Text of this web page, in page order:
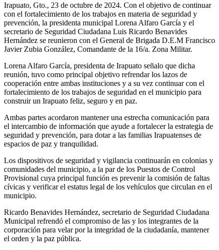
Irapuato, Gto., 23 de octubre de 2024. Con el objetivo de continuar
con el fortalecimiento de los trabajos en materia de seguridad y
prevención, la presidenta municipal Lorena Alfaro García y el
secretario de Seguridad Ciudadana Luis Ricardo Benavides
Hernández se reunieron con el General de Brigada D.E.M Francisco
Javier Zubia González, Comandante de la 16/a. Zona Militar.
Lorena Alfaro García, presidenta de Irapuato señalo que dicha
reunión, tuvo como principal objetivo refrendar los lazos de
cooperación entre ambas instituciones y a su vez continuar con el
fortalecimiento de los trabajos de seguridad en el municipio para
construir un Irapuato feliz, seguro y en paz.
Ambas partes acordaron mantener una estrecha comunicación para
el intercambio de información que ayude a fortalecer la estrategia de
seguridad y prevención, para dotar a las familias Irapuatenses de
espacios de paz y tranquilidad.
Los dispositivos de seguridad y vigilancia continuarán en colonias y
comunidades del municipio, a la par de los Puestos de Control
Provisional cuya principal función es prevenir la comisión de faltas
cívicas y verificar el estatus legal de los vehículos que circulan en el
municipio.
Ricardo Benavides Hernández, secretario de Seguridad Ciudadana
Municipal refrendó el compromiso de las y los integrantes de la
corporación para velar por la integridad de la ciudadanía, mantener
el orden y la paz pública.